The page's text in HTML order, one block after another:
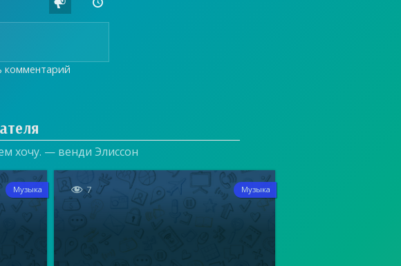
комментарий
хочу. — венди Элиссон
Музыка  7 Музыка